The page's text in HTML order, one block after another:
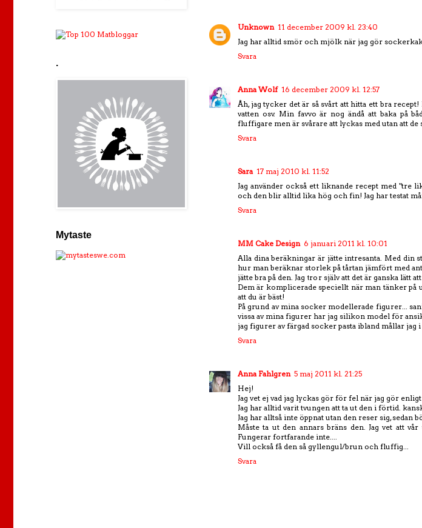
Unknown 11 december 2009 kl. 23:40
Jag har alltid smör och mjölk när jag gör
Svara
Anna Wolf 16 december 2009 kl. 12:57
Åh, jag tycker det är så svårt att hitta ett bra
vatten osv. Min favvo är nog ändå att baka på
fluffigare men är svårare att lyckas med utan att de
Svara
Sara 17 maj 2010 kl. 11:52
Jag använder också ett liknande recept med "tre
och den blir alltid lika hög och fin! Jag har testat
Svara
MM Cake Design 6 januari 2011 kl. 10:01
Alla dina beräkningar är jätte intresanta. Med din
hur man beräknar storlek på tårtan jämfört med
jätte bra på den. Jag tror själv att det är ganska
Dem är komplicerade speciellt när man tänker
att du är bäst!
På grund av mina socker modellerade figurer...
vissa av mina figurer har jag silikon model för
jag figurer av färgad socker pasta ibland mållar jag i
Svara
Anna Fahlgren 5 maj 2011 kl. 21:25
Hej!
Jag vet ej vad jag lyckas gör för fel när jag gör enligt
Jag har alltid varit tvungen att ta ut den i förtid.
Jag har alltså inte öppnat utan den reser sig, sedan
Måste ta ut den annars bräns den. Jag vet att
Fungerar fortfarande inte....
Vill också få den så gyllengul/brun och fluffig...
Svara
.
Mytaste